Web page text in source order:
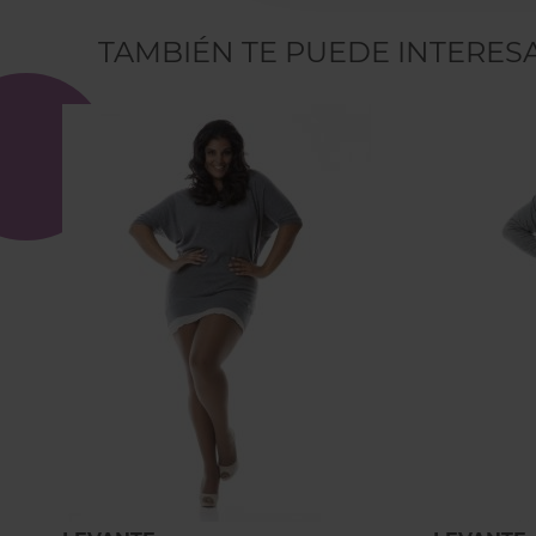
TAMBIÉN TE PUEDE